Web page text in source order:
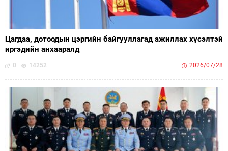
Цагдаа, дотоодын цэргийн байгууллагад ажиллах хүсэлтэй
иргэдийн анхааралд
0 14252 2026/07/28